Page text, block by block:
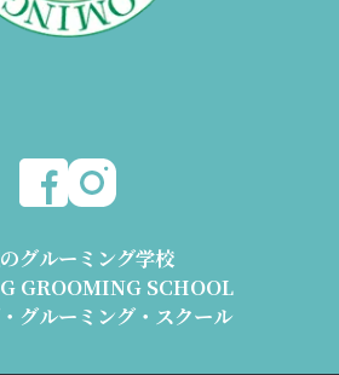
グルーミング学校
GROOMING SCHOOL
グルーミング・スクール